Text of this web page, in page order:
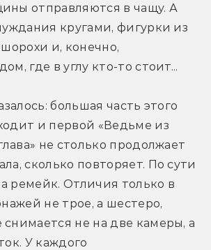
отправляются в чащу. А
кругами, фигурки из
и, конечно,
где в углу кто-то стоит...
большая часть этого
и первой «Ведьме из
не столько продолжает
сколько повторяет. По сути
ремейк. Отличия только в
не трое, а шестеро,
не на две камеры, а
У каждого